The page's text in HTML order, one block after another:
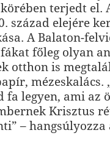
terjedt el.
század elejére
A Balaton-
főleg olyan
otthon is
mézeskalács.
legyen, ami az
Krisztus
– hangsúlyozza